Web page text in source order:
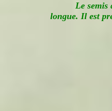
Le semis
longue. Il est